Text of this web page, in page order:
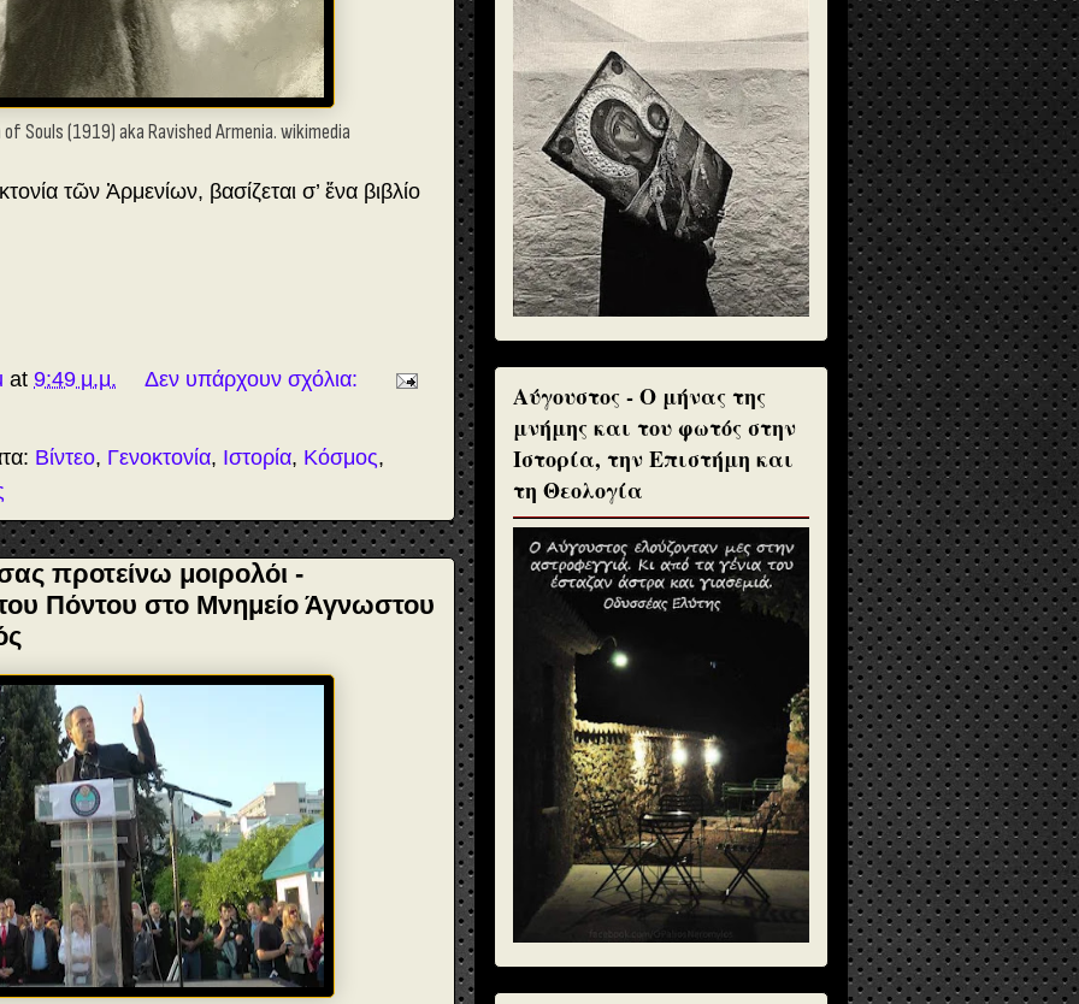
Souls (1919) aka Ravished Armenia. wikimedia
τῶν Ἀρμενίων, βασίζεται σ’ ἕνα βιβλίο
at 9:49 μ.μ. Δεν υπάρχουν σχόλια:
Βίντεο, Γενοκτονία, Ιστορία, Κόσμος,
προτείνω μοιρολόι -
Πόντου στο Μνημείο Άγνωστου
Αύγουστος - Ο μήνας της
μνήμης και του φωτός στην
Ιστορία, την Επιστήμη και
τη Θεολογία